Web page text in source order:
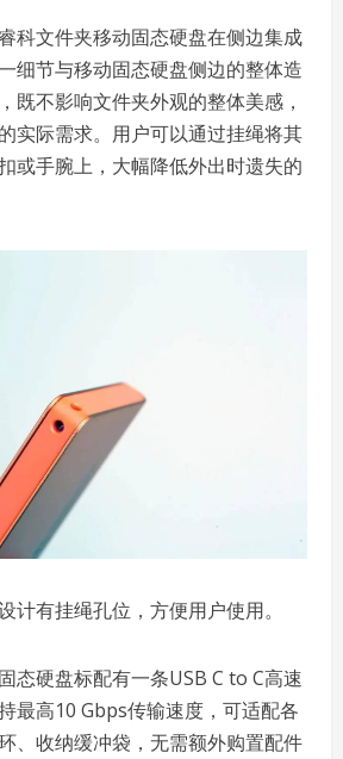
科文件夹移动固态硬盘在侧边集成
细节与移动固态硬盘侧边的整体造
既不影响文件夹外观的整体美感，
实际需求。用户可以通过挂绳将其
或手腕上，大幅降低外出时遗失的
计有挂绳孔位，方便用户使用。
态硬盘标配有一条USB C to C高速
最高10 Gbps传输速度，可适配各
、收纳缓冲袋，无需额外购置配件